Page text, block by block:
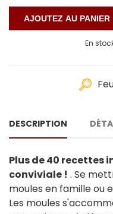
En
DESCRIPTION
Plus de 40 recettes
conviviale ! . Se
moules en famille ou
Les moules